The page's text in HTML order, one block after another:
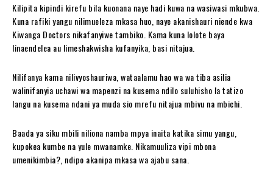
Kilipita kipindi kirefu bila kuonana naye hadi kuwa na wasiwasi mkubwa.
Kuna rafiki yangu nilimueleza mkasa huo, naye akanishauri niende kwa
Kiwanga Doctors nikafanyiwe tambiko. Kama kuna lolote baya
linaendelea au limeshakwisha kufanyika, basi nitajua.
Nilifanya kama nilivyoshauriwa, wataalamu hao wa wa tiba asilia
walinifanyia uchawi wa mapenzi na kusema ndilo suluhisho la tatizo
langu na kusema ndani ya muda sio mrefu nitajua mbivu na mbichi.
Baada ya siku mbili niliona namba mpya inaita katika simu yangu,
kupokea kumbe na yule mwanamke. Nikamuuliza vipi mbona
umenikimbia?, ndipo akanipa mkasa wa ajabu sana.